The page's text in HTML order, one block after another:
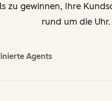
zu gewinnen, Ihre
rund um die Uhr.
Agents